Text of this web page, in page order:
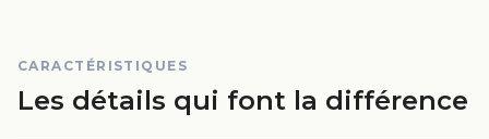
CARACTÉRISTIQUES
Les détails qui font la différence